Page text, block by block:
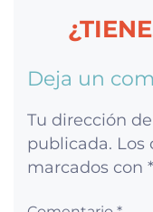
Deja un
Tu dirección
publicada. Los
marcados con *